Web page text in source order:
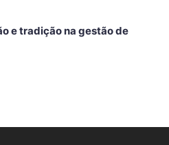
e tradição na gestão de